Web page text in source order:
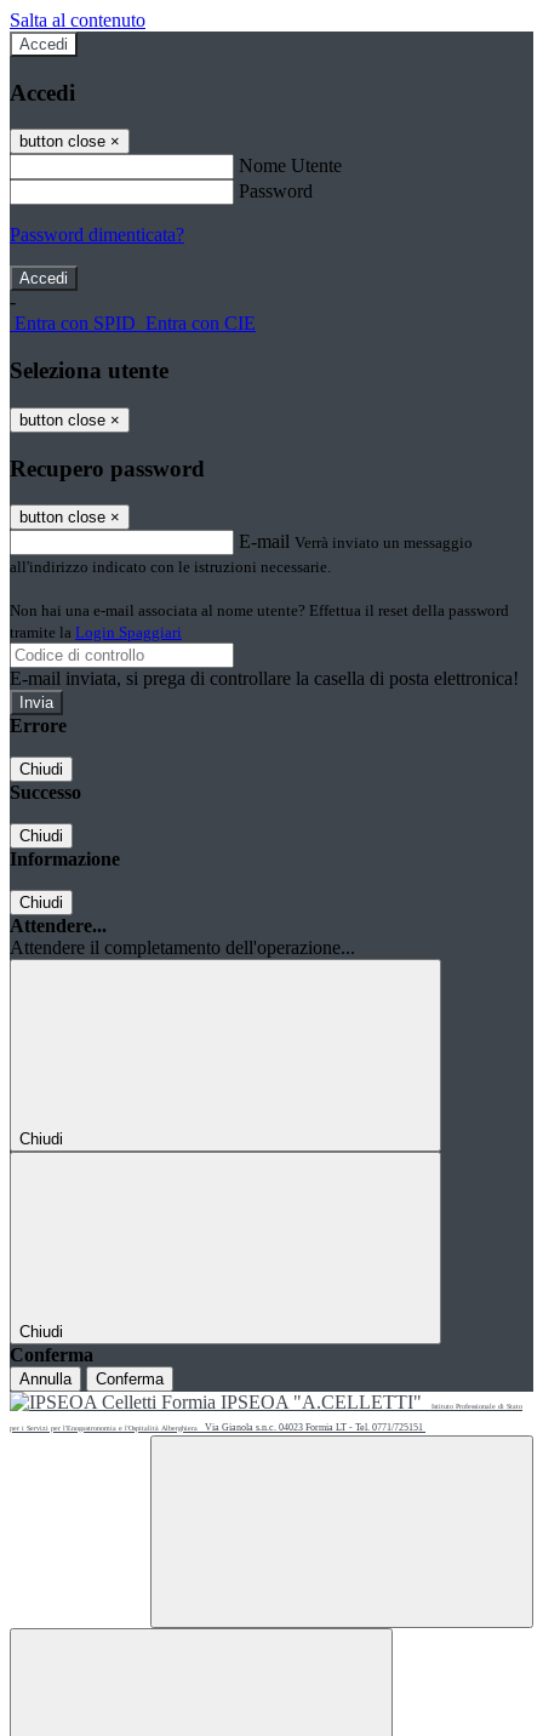
Salta al contenuto
Accedi
Accedi
button close ×
Nome Utente
Password
Password dimenticata?
-
Entra con SPID Entra con CIE
Seleziona utente
button close ×
Recupero password
button close ×
E-mail Verrà inviato un messaggio
all'indirizzo indicato con le istruzioni necessarie.
Non hai una e-mail associata al nome utente? Effettua il reset della password
tramite la Login Spaggiari
E-mail inviata, si prega di controllare la casella di posta elettronica!
Errore
Chiudi
Successo
Chiudi
Informazione
Chiudi
Attendere...
Attendere il completamento dell'operazione...
Chiudi
Chiudi
Conferma
Annulla Conferma
IPSEOA "A.CELLETTI" Istituto Professionale di Stato
per i Servizi per l'Enogastronomia e l'Ospitalità Alberghiera Via Gianola s.n.c. 04023 Formia LT - Tel. 0771/725151